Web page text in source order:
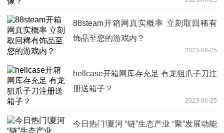
88steam开箱网真实概率 立刻取回稀有
饰品至您的游戏内？
2023-06-25
hellcase开箱网库存充足 有龙狙爪子刀注
册送箱子？
2023-06-25
今日热门!夏河 “链”生态产业 “聚”发展动能